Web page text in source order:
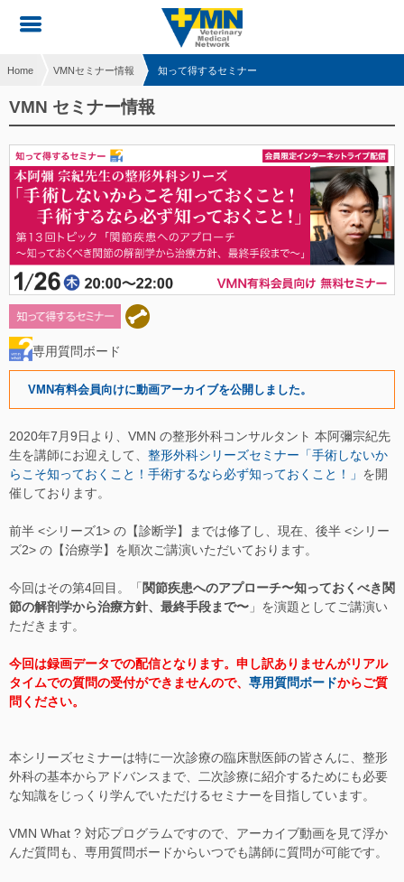
Home VMNセミナー情報 知って得するセミナー
VMN セミナー情報
専用質問ボード
VMN有料会員向けに動画アーカイブを公開しました。
2020年7月9日より、VMN の整形外科コンサルタント 本阿彌宗紀先
生を講師にお迎えして、 整形外科シリーズセミナー「手術しないか
らこそ知っておくこと！手術するなら必ず知っておくこと！」 を開
催しております。
前半 <シリーズ1> の【診断学】までは修了し、現在、後半 <シリー
ズ2> の【治療学】を順次ご講演いただいております。
今回はその第4回目。「 関節疾患へのアプローチ〜知っておくべき関
節の解剖学から治療方針、最終手段まで〜 」を演題としてご講演い
ただきます。
今回は録画データでの配信となります。申し訳ありませんがリアル
タイムでの質問の受付ができませんので、 専用質問ボードからご質
問ください。
本シリーズセミナーは特に一次診療の臨床獣医師の皆さんに、整形
外科の基本からアドバンスまで、二次診療に紹介するためにも必要
な知識をじっくり学んでいただけるセミナーを目指しています。
VMN What ? 対応プログラムですので、アーカイブ動画を見て浮か
んだ質問も、 専用質問ボードからいつでも講師に質問が可能です。